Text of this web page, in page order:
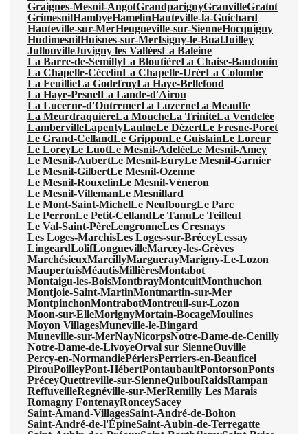
Graignes-Mesnil-AngotGrandparignyGranvilleGratot
GrimesnilHambyeHamelinHauteville-la-Guichard
Hauteville-sur-MerHeugueville-sur-SienneHocquigny
HudimesnilHuisnes-sur-MerIsigny-le-BuatJuilley
JullouvilleJuvigny les ValléesLa Baleine
La Barre-de-SemillyLa BloutièreLa Chaise-Baudouin
La Chapelle-CécelinLa Chapelle-UréeLa Colombe
La FeuillieLa GodefroyLa Haye-Bellefond
La Haye-PesnelLa Lande-d'Airou
La Lucerne-d'OutremerLa LuzerneLa Meauffe
La MeurdraquièreLa MoucheLa TrinitéLa Vendelée
LambervilleLapentyLaulneLe DézertLe Fresne-Poret
Le Grand-CellandLe GripponLe GuislainLe Loreur
Le LoreyLe LuotLe Mesnil-AdeléeLe Mesnil-Amey
Le Mesnil-AubertLe Mesnil-EuryLe Mesnil-Garnier
Le Mesnil-GilbertLe Mesnil-Ozenne
Le Mesnil-RouxelinLe Mesnil-Véneron
Le Mesnil-VillemanLe Mesnillard
Le Mont-Saint-MichelLe NeufbourgLe Parc
Le PerronLe Petit-CellandLe TanuLe Teilleul
Le Val-Saint-PèreLengronneLes Cresnays
Les Loges-MarchisLes Loges-sur-BréceyLessay
LingeardLolifLonguevilleMarcey-les-Grèves
MarchésieuxMarcillyMarguerayMarigny-Le-Lozon
MaupertuisMéautisMillièresMontabot
Montaigu-les-BoisMontbrayMontcuitMonthuchon
Montjoie-Saint-MartinMontmartin-sur-Mer
MontpinchonMontrabotMontreuil-sur-Lozon
Moon-sur-ElleMorignyMortain-BocageMoulines
Moyon VillagesMuneville-le-Bingard
Muneville-sur-MerNayNicorpsNotre-Dame-de-Cenilly
Notre-Dame-de-LivoyeOrval sur SienneOuville
Percy-en-NormandiePériersPerriers-en-Beauficel
PirouPoilleyPont-HébertPontaubaultPontorsonPonts
PréceyQuettreville-sur-SienneQuibouRaidsRampan
ReffuveilleRegnéville-sur-MerRemilly Les Marais
Romagny FontenayRonceySacey
Saint-Amand-VillagesSaint-André-de-Bohon
Saint-André-de-l'ÉpineSaint-Aubin-de-Terregatte